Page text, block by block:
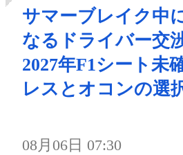
サマーブレイク中
なるドライバー交
2027年F1シート未
レスとオコンの選
08月06日 07:30